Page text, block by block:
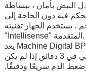
النبض بأمان ، ببساطة
فيه دون الحاجة إلى
، يستخدم الجهاز تقنيته
"Intellisense" المتقدمة.
يعد Machine Digital BP Digital BP Machine U80K نموذجًا كبيرًا
للغاية على الشاشة ، ويمكنه الإغلاق التلقائي في 3 دقائق إذا لم يكن
الدم سريعًا ودقيقًا.